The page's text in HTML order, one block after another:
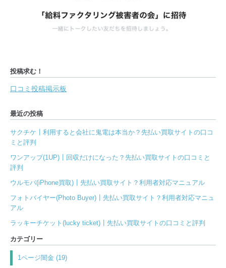
投稿求む！
口コミ投稿掲示板
最近の投稿
サクチケ┃利用すると会社に鬼電は本当か？先払い買取サイトの口コ
ミと評判
ワンアップ(1UP)┃回収だけになった？先払い買取サイトの口コミと
評判
ウルモバ(iPhone買取)┃先払い買取サイト？利用者対応マニュアル
フォトバイヤー(Photo Buyer)┃先払い買取サイト？利用者対応マニュ
アル
ラッキーチケット(lucky ticket)┃先払い買取サイトの口コミと評判
カテゴリー
1ページ闇金 (19)